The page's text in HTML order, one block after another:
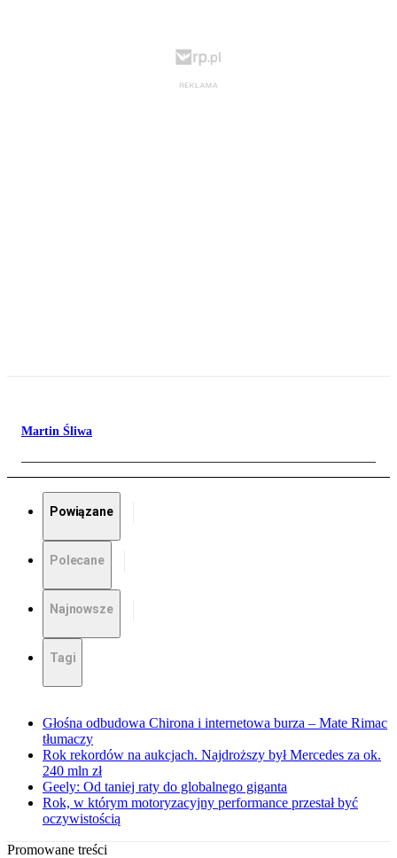
Martin Śliwa
Powiązane
Polecane
Najnowsze
Tagi
Głośna odbudowa Chirona i internetowa burza – Mate Rimac
tłumaczy
Rok rekordów na aukcjach. Najdroższy był Mercedes za ok.
240 mln zł
Geely: Od taniej raty do globalnego giganta
Rok, w którym motoryzacyjny performance przestał być
oczywistością
Promowane treści